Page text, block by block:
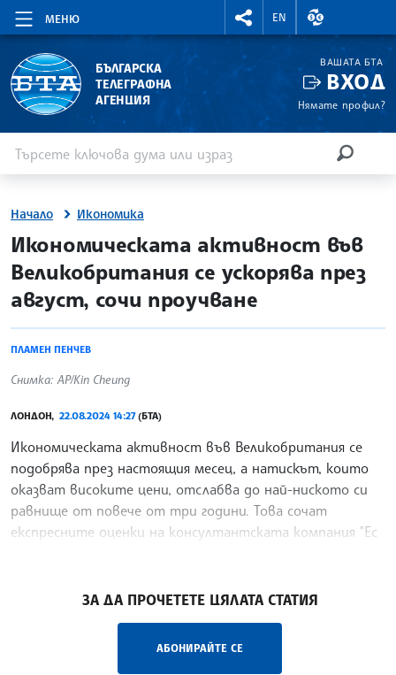
МЕНЮ
RIGHTMENU.SOCIAL
EN
ВАЛУТНИ
БЪЛГАРСКА
ТЕЛЕГРАФНА
АГЕНЦИЯ
ВАШАТА БТА
ВХОД
Нямате профил?
Начало Икономика
site.bta
Икономическата активност във
Великобритания се ускорява през
август, сочи проучване
ПЛАМЕН ПЕНЧЕВ
Снимка: AP/Kin Cheung
ЛОНДОН, 22.08.2024 14:27(БТА)
Икономическата активност във Великобритания се
подобрява през настоящия месец, а натискът, които
оказват високите цени, отслабва до най-ниското си
равнище от повече от три години. Това сочат
експресните оценки на консултантската компания "Ес
ЗА ДА ПРОЧЕТЕТЕ ЦЯЛАТА СТАТИЯ
АБОНИРАЙТЕ СЕ